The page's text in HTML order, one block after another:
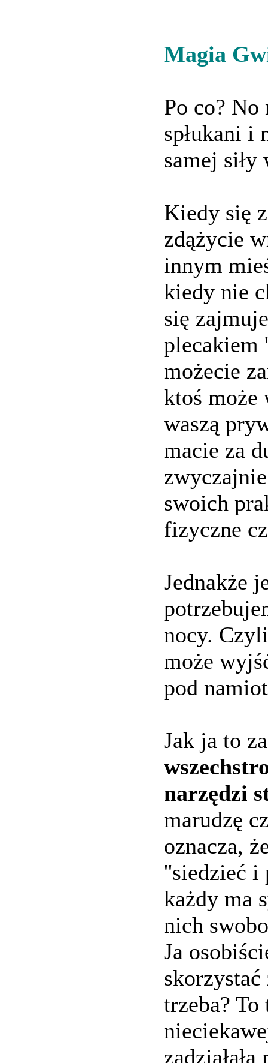
Magia
Po co?
spłukani i
samej
Kiedy się
zdążycie
innym
kiedy nie
się
plecakiem
możecie
ktoś może
waszą
macie za
swoich
fizyczne
Jednakże
nocy.
może
pod
Jak ja to
narzędzi
marudzę
oznacza,
''siedzieć i
każdy ma
nich
Ja
trzeba?